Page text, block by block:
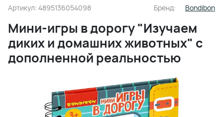
Артикул: 4895136054098 Бренд: Bondibon
Мини-игры в дорогу "Изучаем
диких и домашних животных" с
дополненной реальностью